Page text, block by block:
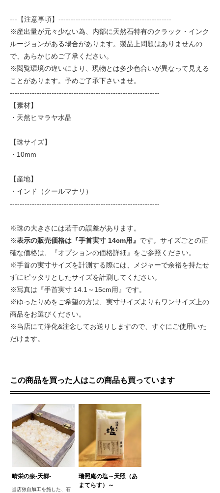
---【注意事項】----------------------------------------------
※産出量が元々少ない為、内部に天然石特有のクラック・インク
ルージョンがある場合があります。製品上問題はありませんの
で、あらかじめご了承ください。
※閲覧環境の違いにより、現物とは多少色合いが異なって見える
ことがあります。予めご了承下さいませ。
-------------------------------------------------------------
【素材】
・天然ヒマラヤ水晶
【珠サイズ】
・10mm
【産地】
・インド（クールマナリ）
-------------------------------------------------------------
※珠の大きさには若干の誤差があります。
※表示の販売価格は『手首実寸 14cm用』 です。サイズごとの正
確な価格は、『オプションの価格詳細』をご参照ください。
※手首の実寸サイズを計測する際には、メジャーで余裕を持たせ
ずにピッタリとしたサイズを計測してください。
※写真は『手首実寸 14.1～15cm用』です。
※ゆったりめをご希望の方は、実寸サイズよりもワンサイズ上の
商品をお選びください。
※当店にて浄化&注念してお送りしますので、すぐにご使用いた
だけます。
この商品を買った人はこの商品も買っています
晴栄の泉‐天郷‐
当店独自加工を施した、石
瑞照庵の塩～天照（あ
まてらす）～